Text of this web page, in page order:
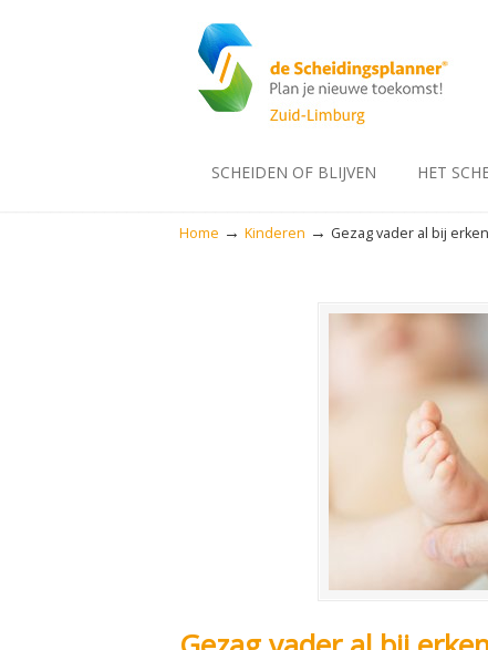
SCHEIDEN OF BLIJVEN HET
Home → Kinderen → Gezag vader al bij